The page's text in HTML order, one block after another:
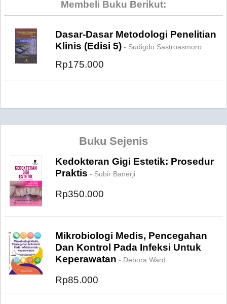
Membeli Buku Berikut:
Dasar-Dasar Metodologi Penelitian
Klinis (Edisi 5) - Sudigdo Sastroasmoro
Rp175.000
Buku Sejenis
Kedokteran Gigi Estetik: Prosedur
Praktis - Subir Banerji
Rp350.000
Mikrobiologi Medis, Pencegahan
Dan Kontrol Pada Infeksi Untuk
Keperawatan - Debora Ward
Rp85.000